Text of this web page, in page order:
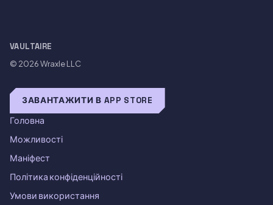
VAULTAIRE
© 2026Wraxle LLC
ЗАВАНТАЖИТИ В APP STORE
Головна
Можливості
Маніфест
Політика конфіденційності
Умови використання